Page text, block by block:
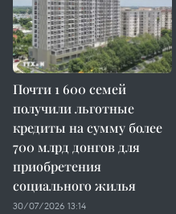
Почти 1 600 семей
получили льготные
кредиты на сумму более
700 млрд донгов для
приобретения
социального жилья
30/07/2026 13:14